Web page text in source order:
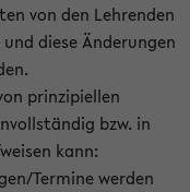
von den Lehrenden
diese Änderungen
prinzipiellen
bzw. in
kann:
Termine werden